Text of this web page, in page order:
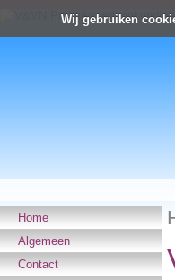
Wij gebruiken
Home
Algemeen
Contact